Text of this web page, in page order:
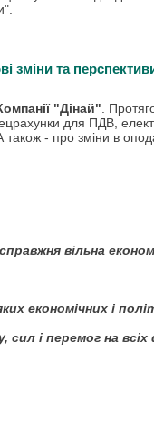
зміни та
"Дінай" .
для ПДВ,
також - про зміни в
вільна
економічних і
сил і перемог на